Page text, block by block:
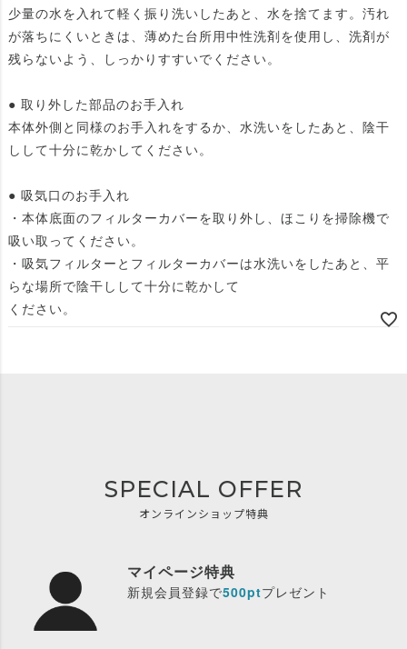
少量の水を入れて軽く振り洗いしたあと、水を捨てます。汚れ
が落ちにくいときは、薄めた台所用中性洗剤を使用し、洗剤が
残らないよう、しっかりすすいでください。
● 取り外した部品のお手入れ
本体外側と同様のお手入れをするか、水洗いをしたあと、陰干
しして十分に乾かしてください。
● 吸気口のお手入れ
・本体底面のフィルターカバーを取り外し、ほこりを掃除機で
吸い取ってください。
・吸気フィルターとフィルターカバーは水洗いをしたあと、平
らな場所で陰干しして十分に乾かして
ください。
SPECIAL OFFER
オンラインショップ特典
マイページ特典
新規会員登録で500ptプレゼント